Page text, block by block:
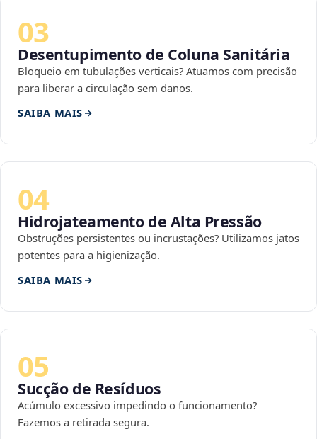
03
Desentupimento de Coluna Sanitária
Bloqueio em tubulações verticais? Atuamos com precisão
para liberar a circulação sem danos.
SAIBA MAIS
04
Hidrojateamento de Alta Pressão
Obstruções persistentes ou incrustações? Utilizamos jatos
potentes para a higienização.
SAIBA MAIS
05
Sucção de Resíduos
Acúmulo excessivo impedindo o funcionamento?
Fazemos a retirada segura.